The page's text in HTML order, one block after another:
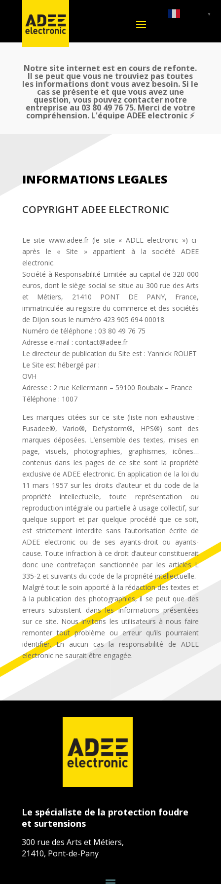
Notre site internet est en cours de refonte.
Il se peut que vous ne trouviez pas toutes
les informations dont vous avez besoin. Si le
cas se présente et que vous avez une
question, vous pouvez contacter notre
entreprise au 03 80 49 76 75. Merci de votre
compréhension. L'équipe ADEE electronic ⚡
INFORMATIONS LEGALES
COPYRIGHT ADEE ELECTRONIC
Le site www.adee.fr (le site « ADEE electronic ») ci-
après le « Site » appartient à la société ADEE
electronic.
Société à Responsabilité Limitée au capital de 320 000
euros, dont le siège social se situe au 300 rue des Arts
et Métiers, 21410 PONT DE PANY, France,
immatriculée au registre du commerce et des sociétés
de Dijon sous le numéro 423 905 694 00018.
Numéro de téléphone : 03 80 49 76 75
Adresse e-mail : contact@adee.fr
Le directeur de publication du Site est : Yannick ROUET
Le Site est hébergé par :
OVH
Adresse : 2 rue Kellermann – 59100 Roubaix – France
Téléphone : 1007
Les marques citées sur ce site (liste non exhaustive :
Fusadee®, Vario®, Defystorm®, HPS®) sont des
marques déposées. L’ensemble des textes, mises en
page, visuels, photographies, graphismes, icônes…
contenus dans les pages de ce site sont la propriété
exclusive de ADEE electronic. En application de la loi du
11 mars 1957 sur les droits d’auteur et du code de la
propriété intellectuelle, toute représentation ou
reproduction intégrale ou partielle à usage collectif, sur
quelque support et par quelque procédé que ce soit,
est strictement interdite sans l’autorisation écrite de
ADEE electronic ou de ses ayants-droit ou ayants-
cause. Toute infraction à ce droit d’auteur constituerait
donc une contrefaçon sanctionnée par les articles L
335-2 et suivants du code de la propriété intellectuelle.
Malgré tout le soin apporté à la rédaction des textes et
à la publication des photographies, il se peut que des
erreurs subsistent dans les informations présentées
sur ce site. Nous invitons les utilisateurs à nous faire
remonter tout problème ou erreur qu’ils pourraient
identifier. En aucun cas la responsabilité de ADEE
electronic ne saurait être engagée.
Le spécialiste de la protection foudre
et surtensions
300 rue des Arts et Métiers,
21410, Pont-de-Pany
▼